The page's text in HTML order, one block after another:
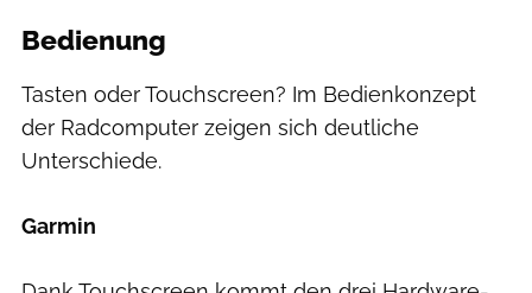
Bedienung
Tasten oder Touchscreen? Im Bedienkonzept
der Radcomputer zeigen sich deutliche
Unterschiede.
Garmin